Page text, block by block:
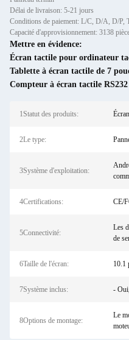
Délai de livraison: 5-21 jours
Conditions de paiement: L/C, D/A, D/P,
Capacité d'approvisionnement: 3138
Mettre en évidence:
Écran tactile pour ordinateur
Tablette à écran tactile de 7
Compteur à écran tactile
1Statut des produits:
2Le type:
3Système d'exploitation:
4Certifications: CE/
5Connectivité:
Les
de
6Taille de l'écran: 10.1
7Système inclus: -
8Options de montage:
Le